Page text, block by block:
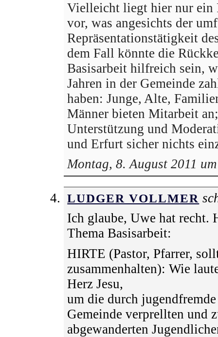
Vielleicht liegt hier nur ein
vor, was angesichts der
Repräsentationstätigkeit
dem Fall könnte die
Basisarbeit hilfreich sein,
Jahren in der Gemeinde
haben: Junge, Alte,
Männer bieten Mitarbeit
Unterstützung und
und Erfurt sicher nichts
Montag, 8. August 2011
LUDGER VOLLMER
Ich glaube, Uwe hat recht.
Thema Basisarbeit:
HIRTE (Pastor, Pfarrer,
zusammenhalten): Wie
Herz Jesu,
um die durch
Gemeinde verprellten und
abgewanderten